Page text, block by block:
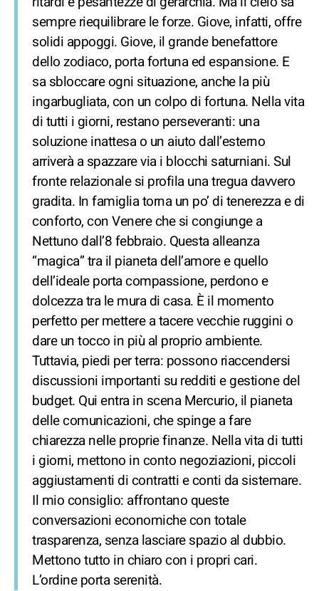
sempre riequilibrare le forze. Giove, infatti, offre
solidi appoggi. Giove, il grande benefattore
dello zodiaco, porta fortuna ed espansione. E
sa sbloccare ogni situazione, anche la più
ingarbugliata, con un colpo di fortuna. Nella vita
di tutti i giorni, restano perseveranti: una
soluzione inattesa o un aiuto dall’esterno
arriverà a spazzare via i blocchi saturniani. Sul
fronte relazionale si profila una tregua davvero
gradita. In famiglia torna un po’ di tenerezza e di
conforto, con Venere che si congiunge a
Nettuno dall’8 febbraio. Questa alleanza
“magica” tra il pianeta dell’amore e quello
dell’ideale porta compassione, perdono e
dolcezza tra le mura di casa. È il momento
perfetto per mettere a tacere vecchie ruggini o
dare un tocco in più al proprio ambiente.
Tuttavia, piedi per terra: possono riaccendersi
discussioni importanti su redditi e gestione del
budget. Qui entra in scena Mercurio, il pianeta
delle comunicazioni, che spinge a fare
chiarezza nelle proprie finanze. Nella vita di tutti
i giorni, mettono in conto negoziazioni, piccoli
aggiustamenti di contratti e conti da sistemare.
Il mio consiglio: affrontano queste
conversazioni economiche con totale
trasparenza, senza lasciare spazio al dubbio.
Mettono tutto in chiaro con i propri cari.
L’ordine porta serenità.